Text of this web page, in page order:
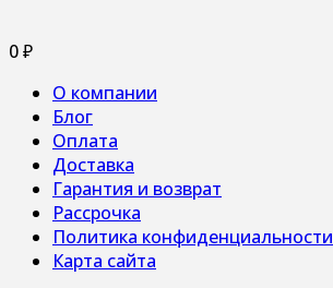
0₽
О компании
Блог
Оплата
Доставка
Гарантия и возврат
Рассрочка
Политика конфиденциальности
Карта сайта